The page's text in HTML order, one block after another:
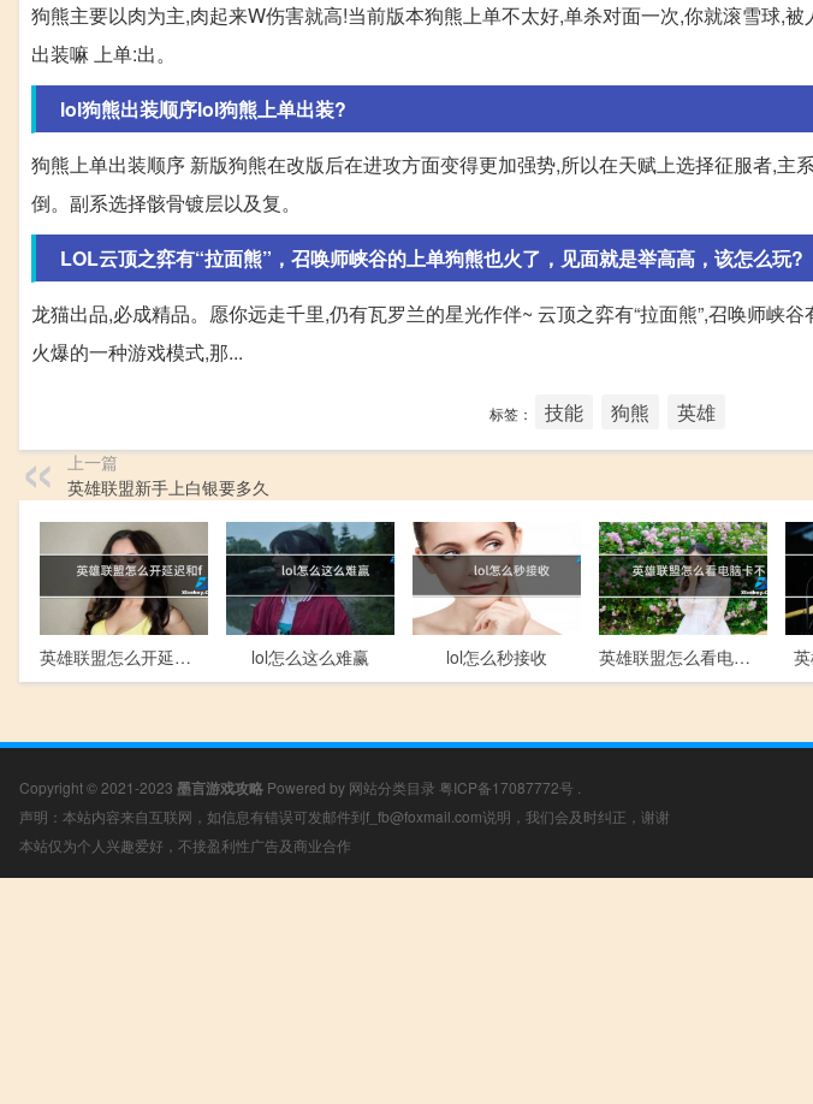
狗熊主要以肉为主,肉起来W伤害就高!当前版本狗熊上单不太好,单杀对面一次,你就滚雪球,
出装嘛 上单:出。
lol狗熊出装顺序lol狗熊上单出装?
狗熊上单出装顺序 新版狗熊在改版后在进攻方面变得更加强势,所以在天赋上选择征服者,主
倒。副系选择骸骨镀层以及复。
LOL云顶之弈有“拉面熊”，召唤师峡谷的上单狗熊也火了，见面就是举高高，该怎么玩?
龙猫出品,必成精品。愿你远走千里,仍有瓦罗兰的星光作伴~ 云顶之弈有“拉面熊”,召唤师峡
火爆的一种游戏模式,那...
标签： 技能 狗熊 英雄
上一篇
英雄联盟新手上白银要多久
英雄联盟怎么开延迟和fps lol怎么这么难赢 lol怎么秒接收 英雄联盟怎么看电脑卡不卡
Copyright © 2021-2023 墨言游戏攻略 Powered by 网站分类目录 粤ICP备17087772号
声明：本站内容来自互联网，如信息有错误可发邮件到f_fb@foxmail.com说明，我们会及时纠正，谢谢
本站仅为个人兴趣爱好，不接盈利性广告及商业合作